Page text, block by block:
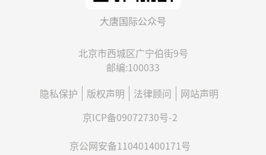
大唐国际公众号
北京市西城区广宁伯街9号
邮编:100033
隐私保护
版权声明 法律顾问
网站声明
京ICP备09072730号-2
京公网安备110401400171号